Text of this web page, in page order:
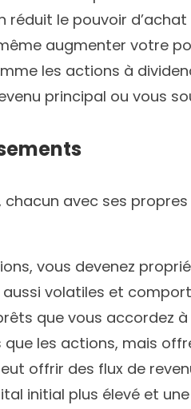
réduit le pouvoir
augmenter votre
les actions à
principal ou vous
avec ses
vous devenez
volatiles et
que vous accordez
les actions, mais
offrir des flux de
initial plus élevé et